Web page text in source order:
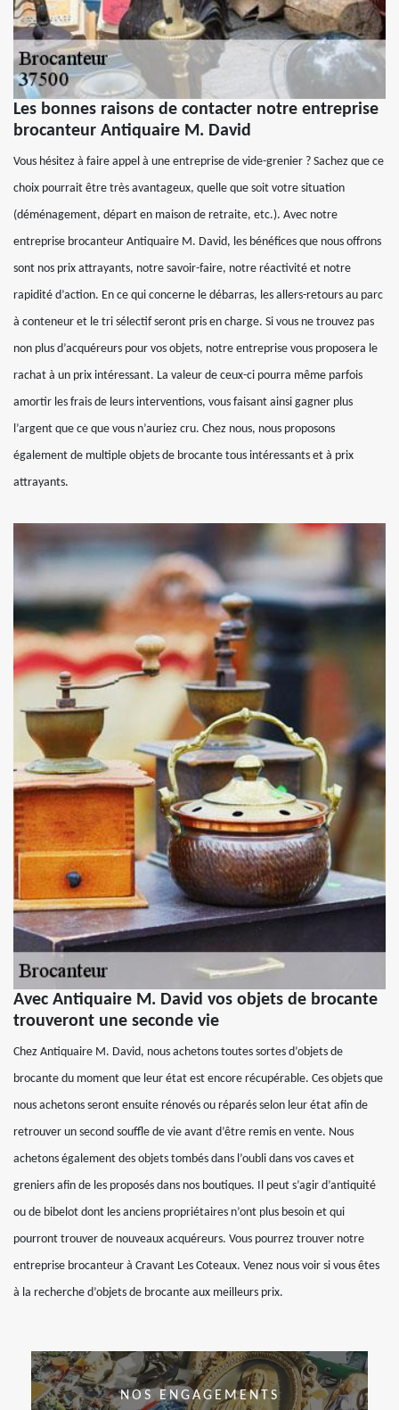
Les bonnes raisons de contacter notre entreprise
brocanteur Antiquaire M. David
Vous hésitez à faire appel à une entreprise de vide-grenier ? Sachez que ce
choix pourrait être très avantageux, quelle que soit votre situation
(déménagement, départ en maison de retraite, etc.). Avec notre
entreprise brocanteur Antiquaire M. David, les bénéfices que nous offrons
sont nos prix attrayants, notre savoir-faire, notre réactivité et notre
rapidité d’action. En ce qui concerne le débarras, les allers-retours au parc
à conteneur et le tri sélectif seront pris en charge. Si vous ne trouvez pas
non plus d’acquéreurs pour vos objets, notre entreprise vous proposera le
rachat à un prix intéressant. La valeur de ceux-ci pourra même parfois
amortir les frais de leurs interventions, vous faisant ainsi gagner plus
l’argent que ce que vous n’auriez cru. Chez nous, nous proposons
également de multiple objets de brocante tous intéressants et à prix
attrayants.
Avec Antiquaire M. David vos objets de brocante
trouveront une seconde vie
Chez Antiquaire M. David, nous achetons toutes sortes d’objets de
brocante du moment que leur état est encore récupérable. Ces objets que
nous achetons seront ensuite rénovés ou réparés selon leur état afin de
retrouver un second souffle de vie avant d’être remis en vente. Nous
achetons également des objets tombés dans l’oubli dans vos caves et
greniers afin de les proposés dans nos boutiques. Il peut s’agir d’antiquité
ou de bibelot dont les anciens propriétaires n’ont plus besoin et qui
pourront trouver de nouveaux acquéreurs. Vous pourrez trouver notre
entreprise brocanteur à Cravant Les Coteaux. Venez nous voir si vous êtes
à la recherche d’objets de brocante aux meilleurs prix.
NOS ENGAGEMENTS